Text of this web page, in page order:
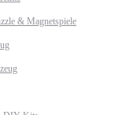
& Magnetspiele